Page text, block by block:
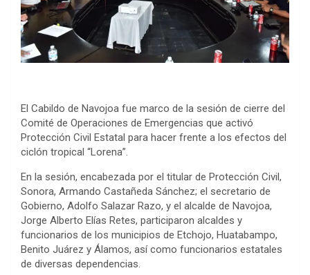
El Cabildo de Navojoa fue marco de la sesión de cierre del
Comité de Operaciones de Emergencias que activó
Protección Civil Estatal para hacer frente a los efectos del
ciclón tropical “Lorena”.
En la sesión, encabezada por el titular de Protección Civil,
Sonora, Armando Castañeda Sánchez; el secretario de
Gobierno, Adolfo Salazar Razo, y el alcalde de Navojoa,
Jorge Alberto Elías Retes, participaron alcaldes y
funcionarios de los municipios de Etchojo, Huatabampo,
Benito Juárez y Álamos, así como funcionarios estatales
de diversas dependencias.